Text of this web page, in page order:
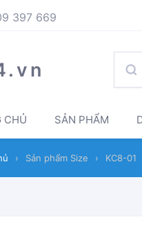
397 669
KIẾM:
CHỦ SẢN PHẨM
› Sản phẩm Size › KC8-01